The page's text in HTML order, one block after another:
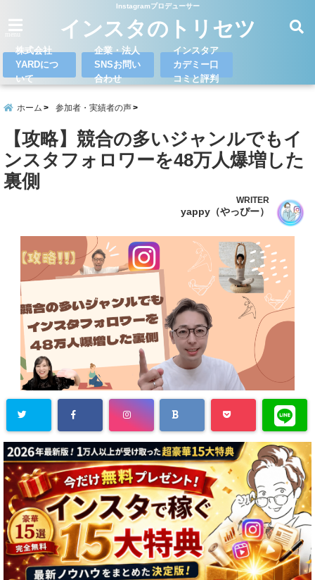
Instagramプロデューサー
インスタのトリセツ
株式会社
YARDにつ
いて
企業・法人
SNSお問い
合わせ
インスタア
カデミー口
コミと評判
ホーム 参加者・実績者の声
【攻略】競合の多いジャンルでもイ
ンスタフォロワーを48万人爆増した
裏側
WRITER
yappy（やっぴー）